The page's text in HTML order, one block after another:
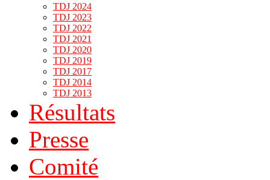
TDJ 2024
TDJ 2023
TDJ 2022
TDJ 2021
TDJ 2020
TDJ 2019
TDJ 2017
TDJ 2014
TDJ 2013
Résultats
Presse
Comité